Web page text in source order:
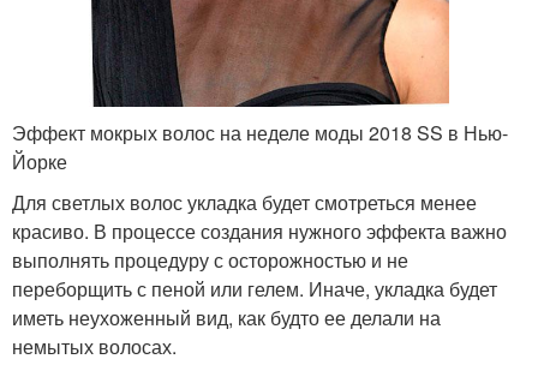
Эффект мокрых волос на неделе моды 2018 SS в Нью-
Йорке
Для светлых волос укладка будет смотреться менее
красиво. В процессе создания нужного эффекта важно
выполнять процедуру с осторожностью и не
переборщить с пеной или гелем. Иначе, укладка будет
иметь неухоженный вид, как будто ее делали на
немытых волосах.